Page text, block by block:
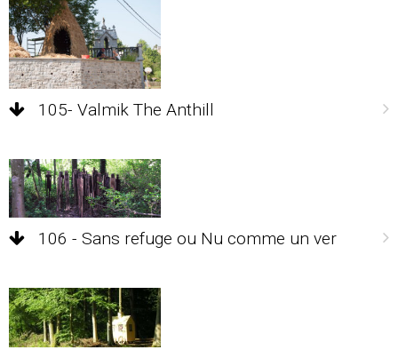
105- Valmik The Anthill
106 - Sans refuge ou Nu comme un ver